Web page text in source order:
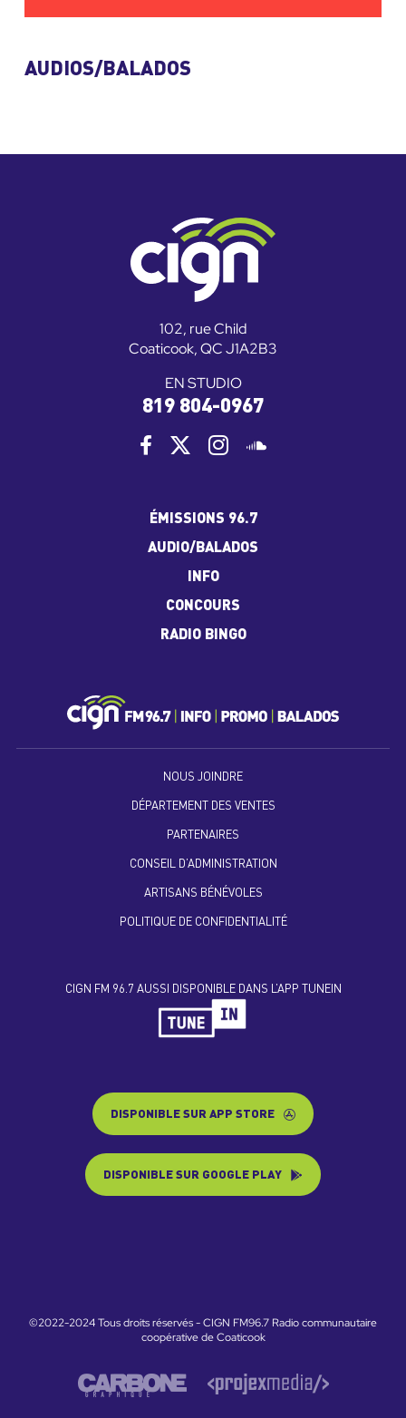
AUDIOS/BALADOS
102, rue Child
Coaticook, QC J1A2B3
EN STUDIO
819 804-0967
ÉMISSIONS 96.7
AUDIO/BALADOS
INFO
CONCOURS
RADIO BINGO
NOUS JOINDRE
DÉPARTEMENT DES VENTES
PARTENAIRES
CONSEIL D’ADMINISTRATION
ARTISANS BÉNÉVOLES
POLITIQUE DE CONFIDENTIALITÉ
CIGN FM 96.7 AUSSI DISPONIBLE DANS L’APP TUNEIN
DISPONIBLE SUR APP STORE
DISPONIBLE SUR GOOGLE PLAY
©2022-2024 Tous droits réservés - CIGN FM96.7 Radio communautaire
coopérative de Coaticook